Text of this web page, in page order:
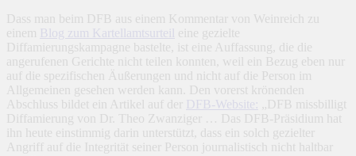
Dass man beim DFB aus einem Kommentar von Weinreich zu
einem Blog zum Kartellamtsurteil
eine gezielte
Diffamierungskampagne bastelte, ist eine Auffassung, die die
angerufenen Gerichte nicht teilen konnten, weil ein Bezug eben nur
auf die spezifischen Äußerungen und nicht auf die Person im
Allgemeinen gesehen werden kann. Den vorerst krönenden
Abschluss bildet ein Artikel auf der
DFB-Website:
„DFB missbilligt
Diffamierung von Dr. Theo Zwanziger … Das DFB-Präsidium hat
ihn heute einstimmig darin unterstützt, dass ein solch gezielter
Angriff auf die Integrität seiner Person journalistisch nicht haltbar